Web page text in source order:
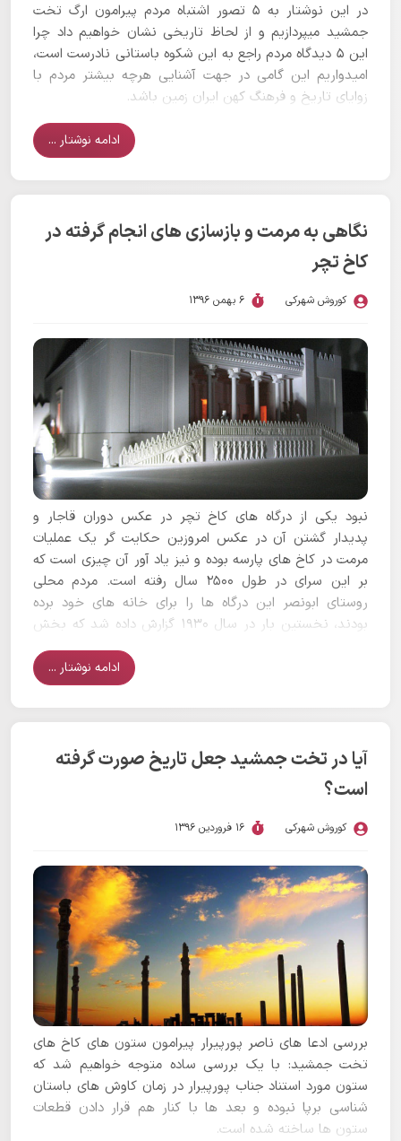
در این نوشتار به 5 تصور اشتباه مردم پیرامون ارگ تخت
جمشید میپردازیم و از لحاظ تاریخی نشان خواهیم داد چرا
این 5 دیدگاه مردم راجع به این شکوه باستانی نادرست است،
امیدواریم این گامی در جهت آشنایی هرچه بیشتر مردم با
زوایای تاریخ و فرهنگ کهن ایران زمین باشد.
ادامه نوشتار ...
نگاهی به مرمت و بازسازی های انجام گرفته در
کاخ تچر
کوروش شهرکی 6 بهمن 1396
نبود یکی از درگاه های کاخ تچر در عکس دوران قاجار و
پدیدار گشتن آن در عکس امروزین حکایت گر یک عملیات
مرمت در کاخ های پارسه بوده و نیز یاد آور آن چیزی است که
بر این سرای در طول 2500 سال رفته است. مردم محلی
روستای ابونصر این درگاه ها را برای خانه های خود برده
بودند، نخستین بار در سال 1930 گزارش داده شد که بخش
هایی از قطعات روستای ابونصر در نزدیکی شیراز شباهت
بسیاری به سنگ های هخامنشی تخت جمشید دارد...ادامه نوشتار ...
آیا در تخت جمشید جعل تاریخ صورت گرفته
است؟
کوروش شهرکی 16 فروردین 1396
بررسی ادعا های ناصر پورپیرار پیرامون ستون های کاخ های
تخت جمشید: با یک بررسی ساده متوجه خواهیم شد که
ستون مورد استناد جناب پورپیرار در زمان کاوش های باستان
شناسی برپا نبوده و بعد ها با کنار هم قرار دادن قطعات
ستون ها ساخته شده است.